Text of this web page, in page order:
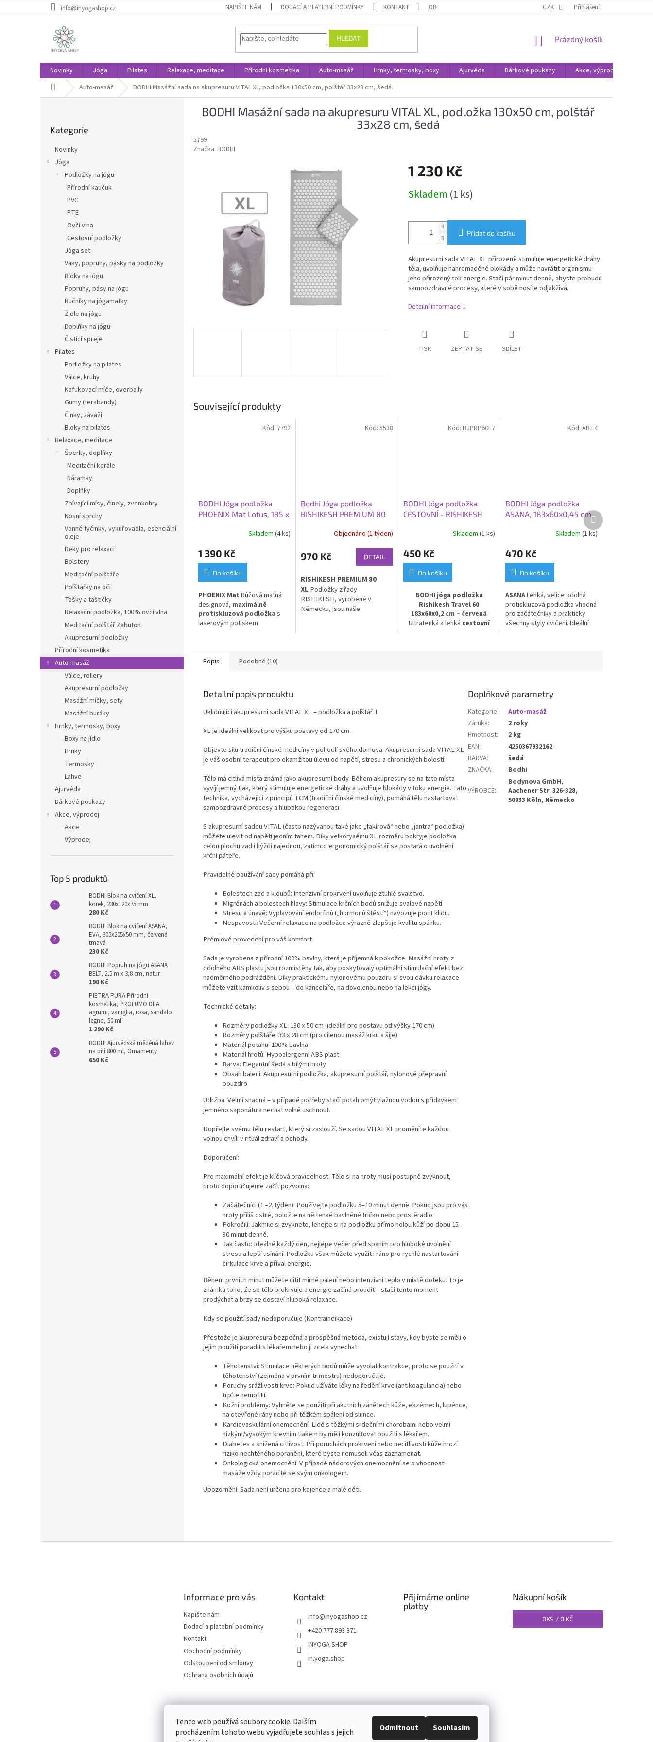
Tento web používá soubory cookie. Dalším
procházením tohoto webu vyjadřujete souhlas s jejich
Odmítnout Souhlasím
na
info@inyogashop.cz NAPIŠTE NÁM DODACÍ A PLATEBNÍ PODMÍNKY KONTAKT OBCHODNÍ PODMÍNKY ODSTOUPENÍ OD SMLOUVY OCHRANA
CZK Přihlášení
HLEDAT
NÁKUPNÍ
Prázdný košík
Novinky Jóga Pilates Relaxace, meditace Přírodní kosmetika Auto-masáž Hrnky, termosky, boxy Ajurvéda Dárkové poukazy
Akce, výprodej
Domů Auto-masáž BODHI Masážní sada na akupresuru VITAL XL, podložka 130x50 cm, polštář 33x28 cm, šedá
kategorie
Kategorie
Novinky
Jóga
Podložky na jógu
Přírodní kaučuk
PVC
PTE
Ovčí vlna
Cestovní podložky
Jóga set
Vaky, popruhy, pásky na podložky
Bloky na jógu
Popruhy, pásy na jógu
Ručníky na jógamatky
Židle na jógu
Doplňky na jógu
Čistící spreje
Pilates
Podložky na pilates
Válce, kruhy
Nafukovací míče, overbally
Gumy (terabandy)
Činky, závaží
Bloky na pilates
Relaxace, meditace
Šperky, doplňky
Meditační korále
Náramky
Doplňky
Zpívající mísy, činely, zvonkohry
Nosní sprchy
Vonné tyčinky, vykuřovadla, esenciální
oleje
Deky pro relaxaci
Bolstery
Meditační polštáře
Polštářky na oči
Tašky a taštičky
Relaxační podložka, 100% ovčí vlna
Meditační polštář Zabuton
Akupresurní podložky
Přírodní kosmetika
Auto-masáž
Válce, rollery
Akupresurní podložky
Masážní míčky, sety
Masážní buráky
Hrnky, termosky, boxy
Boxy na jídlo
Hrnky
Termosky
Lahve
Ajurvéda
Dárkové poukazy
Akce, výprodej
Akce
Výprodej
Top 5 produktů
BODHI Blok na cvičení XL,
korek, 230x120x75 mm
280 Kč
BODHI Blok na cvičení ASANA,
EVA, 305x205x50 mm, červená
tmavá
230 Kč
BODHI Popruh na jógu ASANA
BELT, 2,5 m x 3,8 cm, natur
190 Kč
PIETRA PURA Přírodní
kosmetika, PROFUMO DEA
agrumi, vaniglia, rosa, sandalo
legno, 50 ml
1 290 Kč
BODHI Ajurvédská měděná lahev
na pití 800 ml, Ornamenty
650 Kč
BODHI Masážní sada na akupresuru VITAL XL, podložka 130x50 cm, polštář
33x28 cm, šedá
5799
Značka: BODHI
1 230 Kč
cena:
Skladem (1 ks)
Přidat do košíku
Akupresurní sada VITAL XL přirozeně stimuluje energetické dráhy
těla, uvolňuje nahromaděné blokády a může navrátit organismu
jeho přirozený tok energie. Stačí pár minut denně, abyste probudili
samoozdravné procesy, které v sobě nosíte odjakživa.
Detailní informace
TISK ZEPTAT SE SDÍLET
Související produkty
BODHI Jóga podložka
PHOENIX Mat Lotus, 185 x
Skladem (4 ks)
1 390 Kč
Do košíku
PHOENIX Mat Růžová matná
designová, maximálně
protiskluzová podložka s
laserovým potiskem
Kód: 7792
Bodhi Jóga podložka
RISHIKESH PREMIUM 80
žlutá hořčiceObjednáno (1 týden)
970 Kč DETAIL
RISHIKESH PREMIUM 80
XL Podložky z řady
RISHIKESH, vyrobené v
Německu, jsou naše
Kód: 5538
BODHI Jóga podložka
CESTOVNÍ - RISHIKESH
Skladem(1 ks)
450 Kč
Do košíku
BODHI jóga podložka
Rishikesh Travel 60
183x60x0,2 cm – červená
Ultratenká a lehká cestovní
složitelná a skladná. Díky
problému vložit do batohu či
kufru, což z ní dělá ideální
podložku na cesty, dovolenou i
pravidelnou jógovou praxi
mimo domov.
Kód:BJPRP60F7
BODHI Jóga podložka
ASANA, 183x60x0,45 cm,
Skladem (1 ks)
470 Kč
Do košíku
ASANALehká, velice odolná
protiskluzová podložka vhodná
pro začátečníky a prakticky
všechny styly cvičení. Ideální
Kód: ABT4
Další
produkt
Popis Podobné (10)
Detailní popis produktu
Uklidňující akupresurní sada VITAL XL – podložka a polštář. I
XL je ideální velikost pro výšku postavy od 170 cm.
Objevte sílu tradiční čínské medicíny v pohodlí svého domova. Akupresurní sada VITAL XL
je váš osobní terapeut pro okamžitou úlevu od napětí, stresu a chronických bolestí.
Tělo má citlivá místa známá jako akupresurní body. Během akupresury se na tato místa
vyvíjí jemný tlak, který stimuluje energetické dráhy a uvolňuje blokády v toku energie. Tato
technika, vycházející z principů TCM (tradiční čínské medicíny), pomáhá tělu nastartovat
samoozdravné procesy a hlubokou regeneraci.
S akupresurní sadou VITAL (často nazývanou také jako „fakírová“ nebo „jantra“ podložka)
můžete ulevit od napětí jedním tahem. Díky velkorysému XL rozměru pokryje podložka
celou plochu zad i hýždí najednou, zatímco ergonomický polštář se postará o uvolnění
krční páteře.
Pravidelné používání sady pomáhá při:
Bolestech zad a kloubů: Intenzivní prokrvení uvolňuje ztuhlé svalstvo.
Migrénách a bolestech hlavy: Stimulace krčních bodů snižuje svalové napětí.
Stresu a únavě: Vyplavování endorfinů („hormonů štěstí“) navozuje pocit klidu.
Nespavosti: Večerní relaxace na podložce výrazně zlepšuje kvalitu spánku.
Prémiové provedení pro váš komfort
Sada je vyrobena z přírodní 100% bavlny, která je příjemná k pokožce. Masážní hroty z
odolného ABS plastu jsou rozmístěny tak, aby poskytovaly optimální stimulační efekt bez
nadměrného podráždění. Díky praktickému nylonovému pouzdru si svou dávku relaxace
můžete vzít kamkoliv s sebou – do kanceláře, na dovolenou nebo na lekci jógy.
Technické detaily:
Rozměry podložky XL: 130 x 50 cm (ideální pro postavu od výšky 170 cm)
Rozměry polštáře: 33 x 28 cm (pro cílenou masáž krku a šíje)
Materiál potahu: 100% bavlna
Materiál hrotů: Hypoalergenní ABS plast
Barva: Elegantní šedá s bílými hroty
Obsah balení: Akupresurní podložka, akupresurní polštář, nylonové přepravní
pouzdro
Údržba: Velmi snadná – v případě potřeby stačí potah omýt vlažnou vodou s přídavkem
jemného saponátu a nechat volně uschnout.
Dopřejte svému tělu restart, který si zaslouží. Se sadou VITAL XL proměníte každou
volnou chvíli v rituál zdraví a pohody.
Doporučení:
Pro maximální efekt je klíčová pravidelnost. Tělo si na hroty musí postupně zvyknout,
proto doporučujeme začít pozvolna:
Začátečníci (1.–2. týden): Používejte podložku 5–10 minut denně. Pokud jsou pro vás
hroty příliš ostré, položte na ně tenké bavlněné tričko nebo prostěradlo.
Pokročilí: Jakmile si zvyknete, lehejte si na podložku přímo holou kůží po dobu 15–
30 minut denně.
Jak často: Ideálně každý den, nejlépe večer před spaním pro hluboké uvolnění
stresu a lepší usínání. Podložku však můžete využít i ráno pro rychlé nastartování
cirkulace krve a příval energie.
Během prvních minut můžete cítit mírné pálení nebo intenzivní teplo v místě doteku. To je
známka toho, že se tělo prokrvuje a energie začíná proudit – stačí tento moment
prodýchat a brzy se dostaví hluboká relaxace.
Kdy se použití sady nedoporučuje (Kontraindikace)
Přestože je akupresura bezpečná a prospěšná metoda, existují stavy, kdy byste se měli o
jejím použití poradit s lékařem nebo ji zcela vynechat:
Těhotenství: Stimulace některých bodů může vyvolat kontrakce, proto se použití v
těhotenství (zejména v prvním trimestru) nedoporučuje.
Poruchy srážlivosti krve: Pokud užíváte léky na ředění krve (antikoagulancia) nebo
trpíte hemofilií.
Kožní problémy: Vyhněte se použití při akutních zánětech kůže, ekzémech, lupénce,
na otevřené rány nebo při těžkém spálení od slunce.
Kardiovaskulární onemocnění: Lidé s těžkými srdečními chorobami nebo velmi
nízkým/vysokým krevním tlakem by měli konzultovat použití s lékařem.
Diabetes a snížená citlivost: Při poruchách prokrvení nebo necitlivosti kůže hrozí
riziko nechtěného poranění, které byste nemuseli včas zaznamenat.
Onkologická onemocnění: V případě nádorových onemocnění se o vhodnosti
masáže vždy poraďte se svým onkologem.
Upozornění: Sada není určena pro kojence a malé děti.
Doplňkové parametry
Kategorie:
Auto-masáž
Záruka:
2 roky
Hmotnost:
2 kg
EAN:
4250367932162
BARVA:
šedá
ZNAČKA: Bodhi
VÝROBCE:
Bodynova GmbH,
Aachener Str. 326-328,
50933 Köln, Německo
Informace pro vás
Napište nám
Dodací a platební podmínky
Kontakt
Obchodní podmínky
Odstoupení od smlouvy
Ochrana osobních údajů
Kontakt
info@inyogashop.cz
+420 777 893 371
INYOGA SHOP
in.yoga.shop
Přijímáme online
platby
Nákupní košík
0KS / 0 KČ
Kontakt